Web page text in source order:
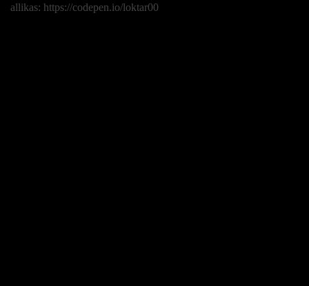
allikas: https://codepen.io/loktar00